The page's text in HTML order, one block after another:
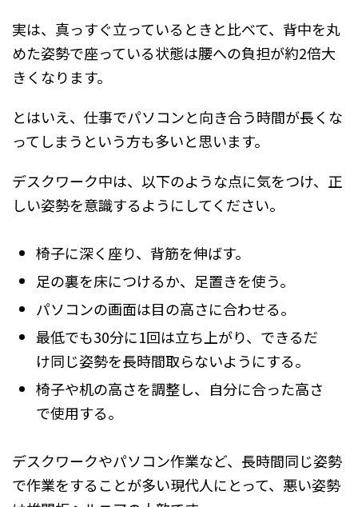
実は、真っすぐ立っているときと比べて、背中を丸
めた姿勢で座っている状態は腰への負担が約2倍大
きくなります。
とはいえ、仕事でパソコンと向き合う時間が長くな
ってしまうという方も多いと思います。
デスクワーク中は、以下のような点に気をつけ、正
しい姿勢を意識するようにしてください。
椅子に深く座り、背筋を伸ばす。
足の裏を床につけるか、足置きを使う。
パソコンの画面は目の高さに合わせる。
最低でも30分に1回は立ち上がり、できるだ
け同じ姿勢を長時間取らないようにする。
椅子や机の高さを調整し、自分に合った高さ
で使用する。
デスクワークやパソコン作業など、長時間同じ姿勢
で作業をすることが多い現代人にとって、悪い姿勢